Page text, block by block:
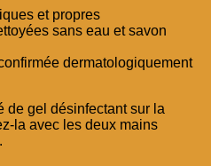
et propres
sans eau et savon
dermatologiquement
de gel désinfectant sur la
la avec les deux mains